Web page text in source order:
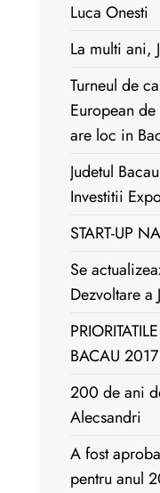
Luca Onesti
La multi ani,
Turneul de
European
are loc in
Judetul
Investitii
START-UP
Se
Dezvoltare a
BACAU 2017
200 de ani
Alecsandri
A fost
pentru anul